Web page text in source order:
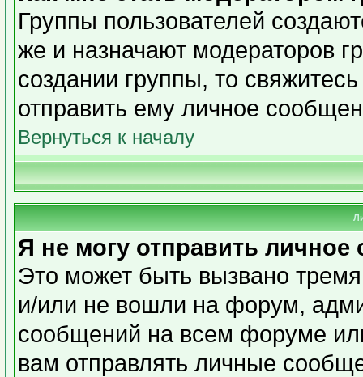
Группы пользователей
же и назначают модераторов
создании группы, то
отправить ему личное
Вернуться к началу
Я не могу отправить
Это может быть вызвано
и/или не вошли на форум,
сообщений на всем форуме
вам отправлять личные